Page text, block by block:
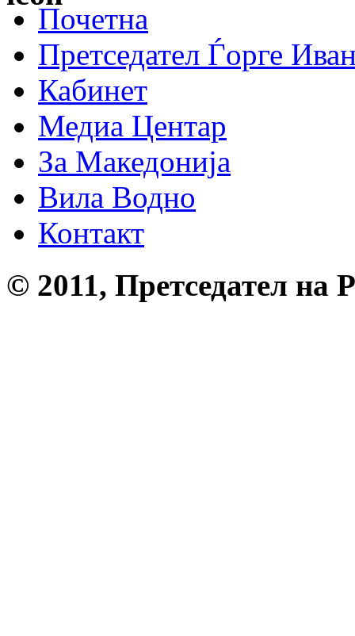
Почетна
Претседател Ѓорге
Кабинет
Медиа Центар
За Македонија
Вила Водно
Контакт
© 2011, Претседател на